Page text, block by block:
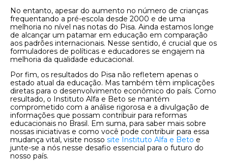
No entanto, apesar do aumento no número de crianças
frequentando a pré-escola desde 2000 e de uma
melhoria no nível nas notas do Pisa. Ainda estamos longe
de alcançar um patamar em educação em comparação
aos padrões internacionais. Nesse sentido, é crucial que os
formuladores de políticas e educadores se engajem na
melhoria da qualidade educacional.
Por fim, os resultados do Pisa não refletem apenas o
estado atual da educação. Mas também têm implicações
diretas para o desenvolvimento econômico do país. Como
resultado, o Instituto Alfa e Beto se mantém
comprometido com a análise rigorosa e a divulgação de
informações que possam contribuir para reformas
educacionais no Brasil. Em suma, para saber mais sobre
nossas iniciativas e como você pode contribuir para essa
mudança vital, visite nosso site Instituto Alfa e Beto e
junte-se a nós nesse desafio essencial para o futuro do
nosso país.